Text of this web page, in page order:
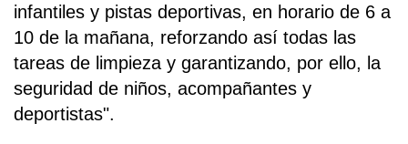
infantiles y pistas deportivas, en horario de 6 a
10 de la mañana, reforzando así todas las
tareas de limpieza y garantizando, por ello, la
seguridad de niños, acompañantes y
deportistas".